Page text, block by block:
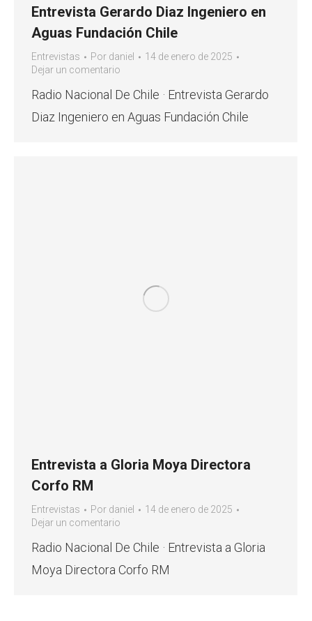
Entrevista Gerardo Diaz Ingeniero en
Aguas Fundación Chile
Entrevistas Por daniel
14 de enero de 2025
Dejar un comentario
Radio Nacional De Chile · Entrevista Gerardo
Diaz Ingeniero en Aguas Fundación Chile
Entrevista a Gloria Moya Directora
Corfo RM
Entrevistas Por daniel
14 de enero de 2025
Dejar un comentario
Radio Nacional De Chile · Entrevista a Gloria
Moya Directora Corfo RM